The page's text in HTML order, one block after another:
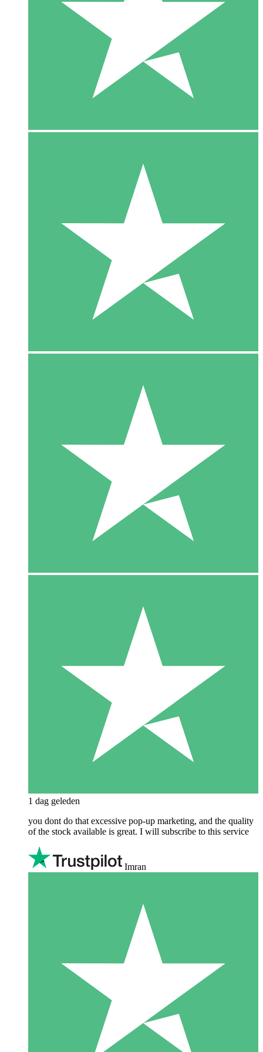
1 dag geleden
you dont do that excessive pop-up marketing, and the quality
of the stock available is great. I will subscribe to this service
Imran